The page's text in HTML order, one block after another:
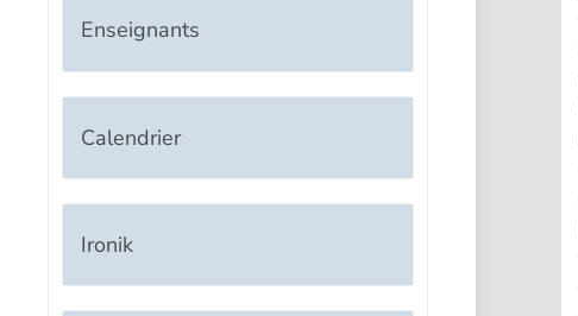
Enseignants
Calendrier
Ironik